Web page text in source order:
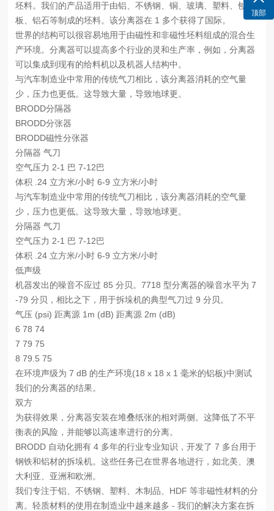
坯料。我们的产品适用于由铝、不锈钢、铜、玻璃、塑料、刨花
板、铝石等制成的坯料。该分离器在 1 多个获得了国际。
世界的结构可以很容易地用于由磁性和非磁性坯料组成的混合生
产环境。分离器可以提高多个行业的灵和生产率，例如，分离器
可以集成到现有的给料机以及机器人结构中。
与汽车制造业中常用的传统气刀相比，该分离器消耗的空气量
少，压力也更低。这导致大量，导致地球更。
BRODD分隔器
BRODD分张器
BRODD磁性分张器
分隔器 气刀
空气压力 2-1 巴 7-12巴
体积 .24 立方米/小时 6-9 立方米/小时
与汽车制造业中常用的传统气刀相比，该分离器消耗的空气量
少，压力也更低。这导致大量，导致地球更。
分隔器 气刀
空气压力 2-1 巴 7-12巴
体积 .24 立方米/小时 6-9 立方米/小时
低声级
机器发出的噪音不应过 85 分贝。7718 型分离器的噪音水平为 7
-79 分贝，相比之下，用于拆垛机的典型气刀过 9 分贝。
气压 (psi) 距离源 1m (dB) 距离源 2m (dB)
6 78 74
7 79 75
8 79.5 75
在环境声级为 7 dB 的生产环境(18 x 18 x 1 毫米的铝板)中测试
我们的分离器的结果。
双方
为获得效果，分离器安装在堆叠纸张的相对两侧。这降低了不平
衡表的风险，并能够以高速率进行的分离。
BRODD 自动化拥有 4 多年的行业专业知识，开发了 7 多台用于
钢铁和铝材的拆垛机。这些任务已在世界各地进行，如北美、澳
大利亚、亚洲和欧洲。
我们专注于铝、不锈钢、塑料、木制品、HDF 等非磁性材料的分
离。轻质材料的使用在制造业中越来越多 - 我们的解决方案在拆
顶部